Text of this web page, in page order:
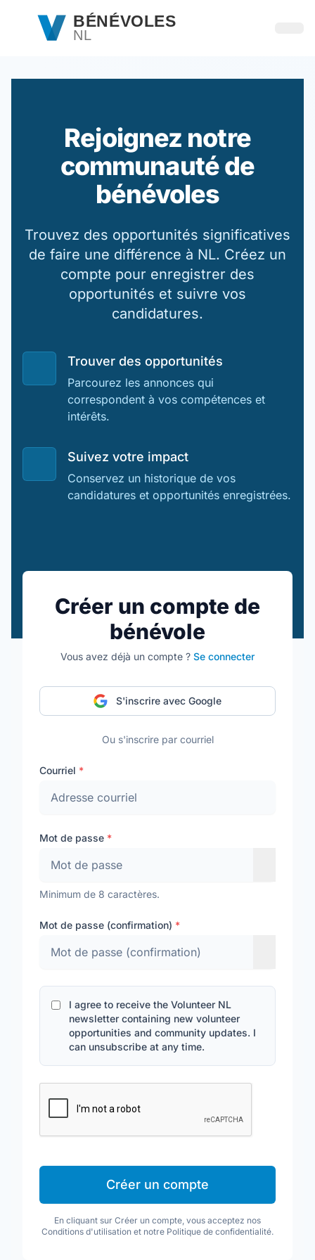
Passer au contenu principal
BÉNÉVOLES
NL
Rejoignez notre
communauté de
bénévoles
Trouvez des opportunités significatives
de faire une différence à NL. Créez un
compte pour enregistrer des
opportunités et suivre vos
candidatures.
Trouver des opportunités
Parcourez les annonces qui
correspondent à vos compétences et
intérêts.
Suivez votre impact
Conservez un historique de vos
candidatures et opportunités enregistrées.
Créer un compte de
bénévole
Vous avez déjà un compte ? Se connecter
S'inscrire avec Google
Ou s'inscrire par courriel
Courriel *
Mot de passe *
Minimum de 8 caractères.
Mot de passe (confirmation) *
I agree to receive the Volunteer NL
newsletter containing new volunteer
opportunities and community updates. I
can unsubscribe at any time.
Créer un compte
En cliquant sur Créer un compte, vous acceptez nos
Conditions d'utilisation et notre Politique de confidentialité.